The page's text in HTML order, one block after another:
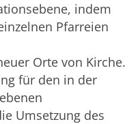
indem
Pfarreien
Orte von Kirche.
für den in der
Umsetzung des